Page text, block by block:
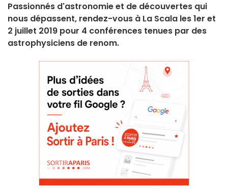
Passionnés d'astronomie et de découvertes qui
nous dépassent, rendez-vous à La Scala les 1er et
2 juillet 2019 pour 4 conférences tenues par des
astrophysiciens de renom.